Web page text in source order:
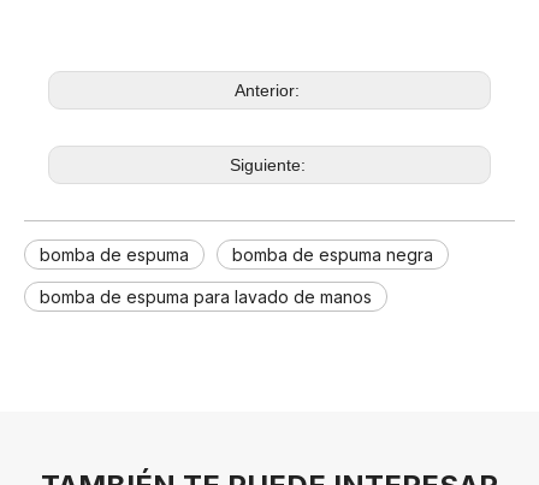
Anterior:
Siguiente:
bomba de espuma bomba de espuma negra
bomba de espuma para lavado de manos